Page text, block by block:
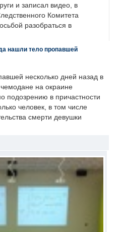
и записал видео, в
Комитета
разобраться в
нашли тело пропавшей
несколько дней назад в
на окраине
подозрению в причастности
человек, в том числе
смерти девушки